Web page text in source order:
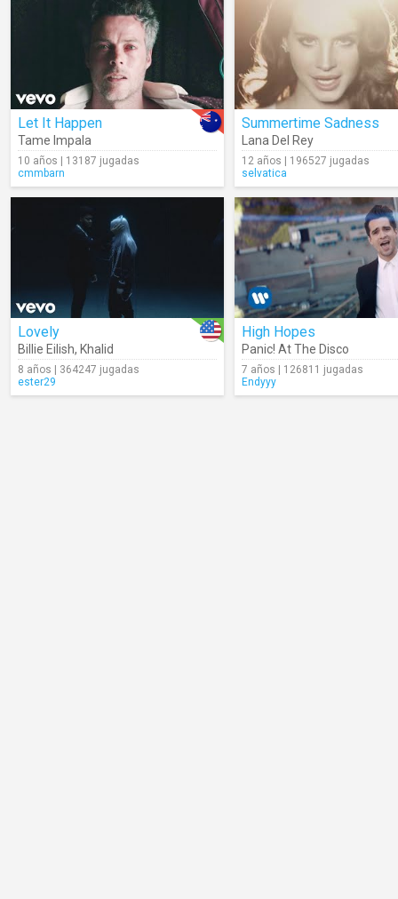
Let It Happen
Tame Impala
10 años | 13187 jugadas
cmmbarn
Summertime Sadness
Lana Del Rey
12 años | 196527 jugadas
selvatica
Lovely
Billie Eilish, Khalid
8 años | 364247 jugadas
ester29
High Hopes
Panic! At The Disco
7 años | 126811 jugadas
Endyyy